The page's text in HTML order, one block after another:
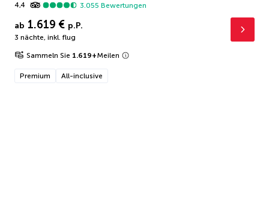
4,4
3.055 Bewertungen
ab 1.619 € p.P.
3 nächte, inkl. flug
Sammeln Sie 1.619+Meilen
Premium All-inclusive